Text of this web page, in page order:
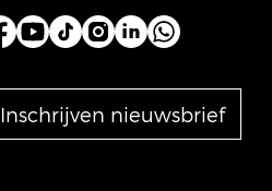
Inschrijven nieuwsbrief